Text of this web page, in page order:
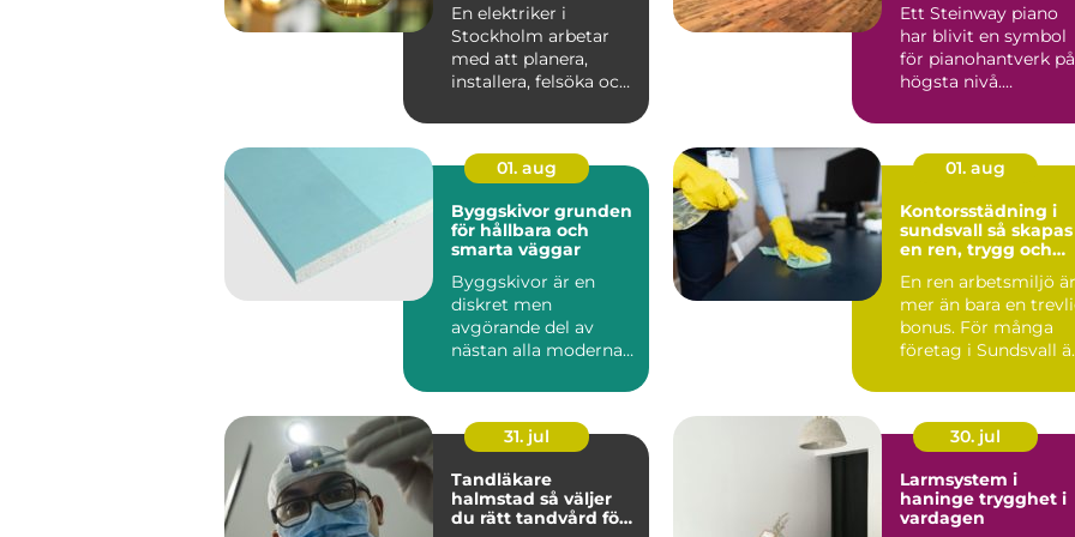
En elektriker i
Stockholm arbetar
med att planera,
installera, felsöka och
Ett Steinway piano
har blivit en symbol
för pianohantverk på
högsta nivå.
används på ko...
01. aug
Byggskivor grunden
för hållbara och
smarta väggar
Byggskivor är en
diskret men
avgörande del av
nästan alla moderna
sällan när hu...
01. aug
Kontorsstädning i
sundsvall så skapas
en ren, trygg och
En ren arbetsmiljö är
mer än bara en
bonus. För många
företag i Sundsvall
31. jul
Tandläkare
halmstad så väljer
du rätt tandvård för
30. jul
Larmsystem i
haninge trygghet i
vardagen